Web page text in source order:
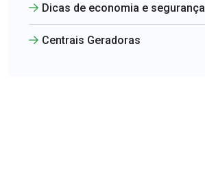
Dicas de economia e segurança
Centrais Geradoras